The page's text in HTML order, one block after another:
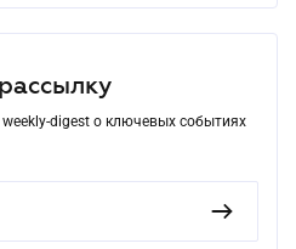
digest о ключевых событиях